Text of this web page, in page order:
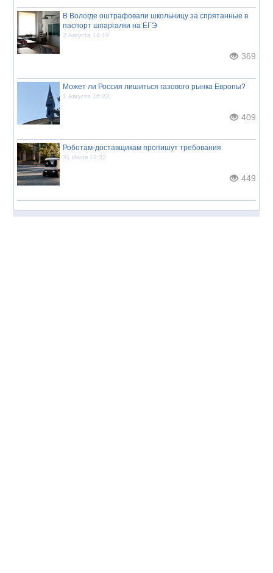
В Вологде оштрафовали школьницу за спрятанные в
паспорт шпаргалки на ЕГЭ
2 Августа 14:19
369
Может ли Россия лишиться газового рынка Европы?
1 Августа 16:23
409
Роботам-доставщикам пропишут требования
31 Июля 18:32
449